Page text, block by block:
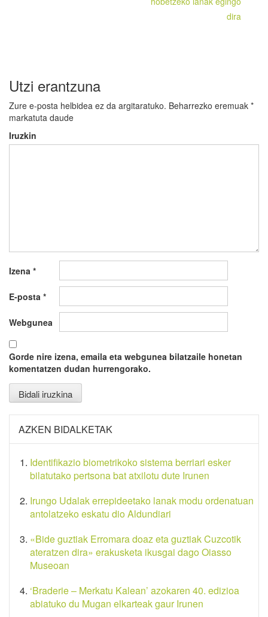
dira
Utzi erantzuna
Zure e-posta helbidea ez da argitaratuko. Beharrezko eremuak *
markatuta daude
Iruzkin
Izena *
E-posta *
Webgunea
Gorde nire izena, emaila eta webgunea bilatzaile honetan
komentatzen dudan hurrengorako.
AZKEN BIDALKETAK
Identifikazio biometrikoko sistema berriari esker
bilatutako pertsona bat atxilotu dute Irunen
Irungo Udalak errepideetako lanak modu ordenatuan
antolatzeko eskatu dio Aldundiari
«Bide guztiak Erromara doaz eta guztiak Cuzcotik
ateratzen dira» erakusketa ikusgai dago Oiasso
Museoan
‘Braderie – Merkatu Kalean’ azokaren 40. edizioa
abiatuko du Mugan elkarteak gaur Irunen